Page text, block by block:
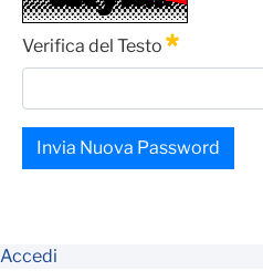
Verifica del Testo
Obbligatorio
Invia Nuova Password
Accedi